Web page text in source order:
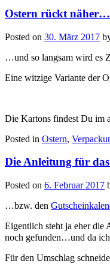
Ostern rückt näher…
Posted on 30. März 2017
…und so langsam wird es
Eine witzige Variante der
Die Kartons findest Du im
Posted in Ostern,
Die Anleitung für
Posted on 6. Februar 2017
…bzw. den
Eigentlich steht ja eher
noch gefunden…und da
Für den Umschlag